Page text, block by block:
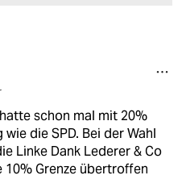
schon mal mit 20%
die SPD. Bei der Wahl
Linke Dank Lederer & Co
10% Grenze übertroffen